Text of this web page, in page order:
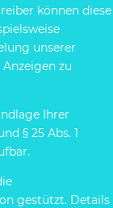
können diese
unserer
zu
Ihrer
§ 25 Abs. 1
gestützt. Details